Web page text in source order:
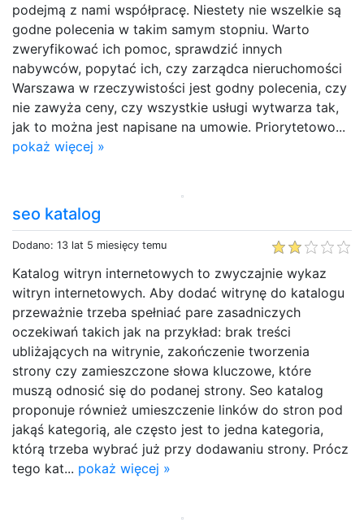
podejmą z nami współpracę. Niestety nie wszelkie są
godne polecenia w takim samym stopniu. Warto
zweryfikować ich pomoc, sprawdzić innych
nabywców, popytać ich, czy zarządca nieruchomości
Warszawa w rzeczywistości jest godny polecenia, czy
nie zawyża ceny, czy wszystkie usługi wytwarza tak,
jak to można jest napisane na umowie. Priorytetowo...
pokaż więcej »
seo katalog
Dodano: 13 lat 5 miesięcy temu
Katalog witryn internetowych to zwyczajnie wykaz
witryn internetowych. Aby dodać witrynę do katalogu
przeważnie trzeba spełniać pare zasadniczych
oczekiwań takich jak na przykład: brak treści
ubliżających na witrynie, zakończenie tworzenia
strony czy zamieszczone słowa kluczowe, które
muszą odnosić się do podanej strony. Seo katalog
proponuje również umieszczenie linków do stron pod
jakąś kategorią, ale często jest to jedna kategoria,
którą trzeba wybrać już przy dodawaniu strony. Prócz
tego kat... pokaż więcej »